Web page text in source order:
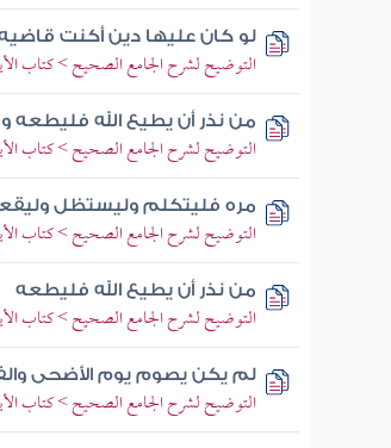
لو كان عليها دين أكنت
التوضيح لشرح الجامع الصحيح > كتاب
من نذر أن يطيع الله فليطعه
التوضيح لشرح الجامع الصحيح > كتاب
مره فليتكلم وليستظل
التوضيح لشرح الجامع الصحيح > كتاب
من نذر أن يطيع الله فليطعه
التوضيح لشرح الجامع الصحيح > كتاب
لم يكن يصوم يوم الأضحى
التوضيح لشرح الجامع الصحيح > كتاب